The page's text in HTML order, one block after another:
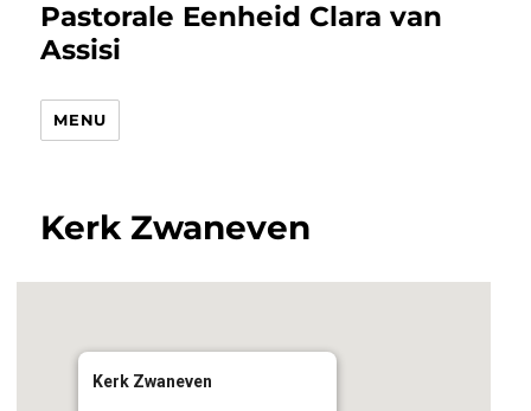
Pastorale Eenheid Clara van
Assisi
MENU
Kerk Zwaneven
Kerk Zwaneven